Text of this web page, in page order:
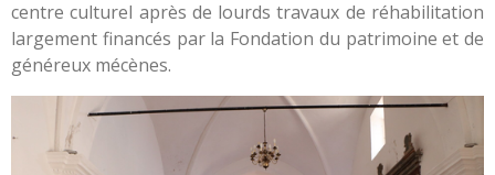
centre culturel après de lourds travaux de réhabilitation
largement financés par la Fondation du patrimoine et de
généreux mécènes.